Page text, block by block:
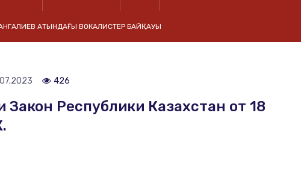
АТЫНДАҒЫ ВОКАЛИСТЕР БАЙҚАУЫ
426
Республики Казахстан от 18